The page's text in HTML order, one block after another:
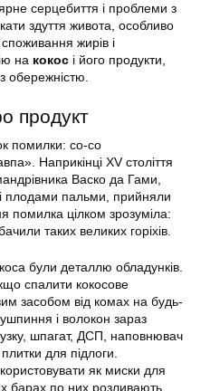
серцебиття і проблеми з
здуття живота, особливо
жирів і
на кокос і його продукти,
обережністю.
продукт
помилки: со-co
Наприкінці XV століття
Васко да Гами,
плодами пальми, прийняли
помилка цілком зрозуміла:
таких великих горіхів.
були деталлю обладунків.
спалити кокосове
засобом від комах на будь-
і волокон зараз
шпагат, ДСП, наповнювач
для підлоги.
як миски для
барах по них розливають